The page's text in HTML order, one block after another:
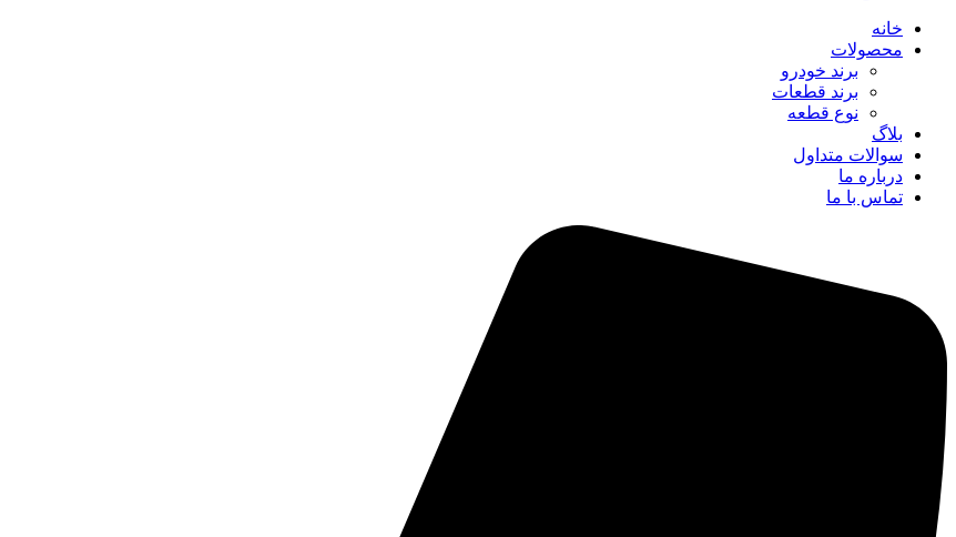
خانه
محصولات
برند خودرو
برند قطعات
نوع قطعه
بلاگ
سوالات متداول
درباره ما
تماس با ما